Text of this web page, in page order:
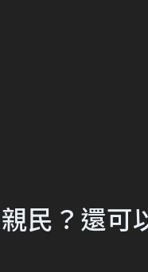
民？還可